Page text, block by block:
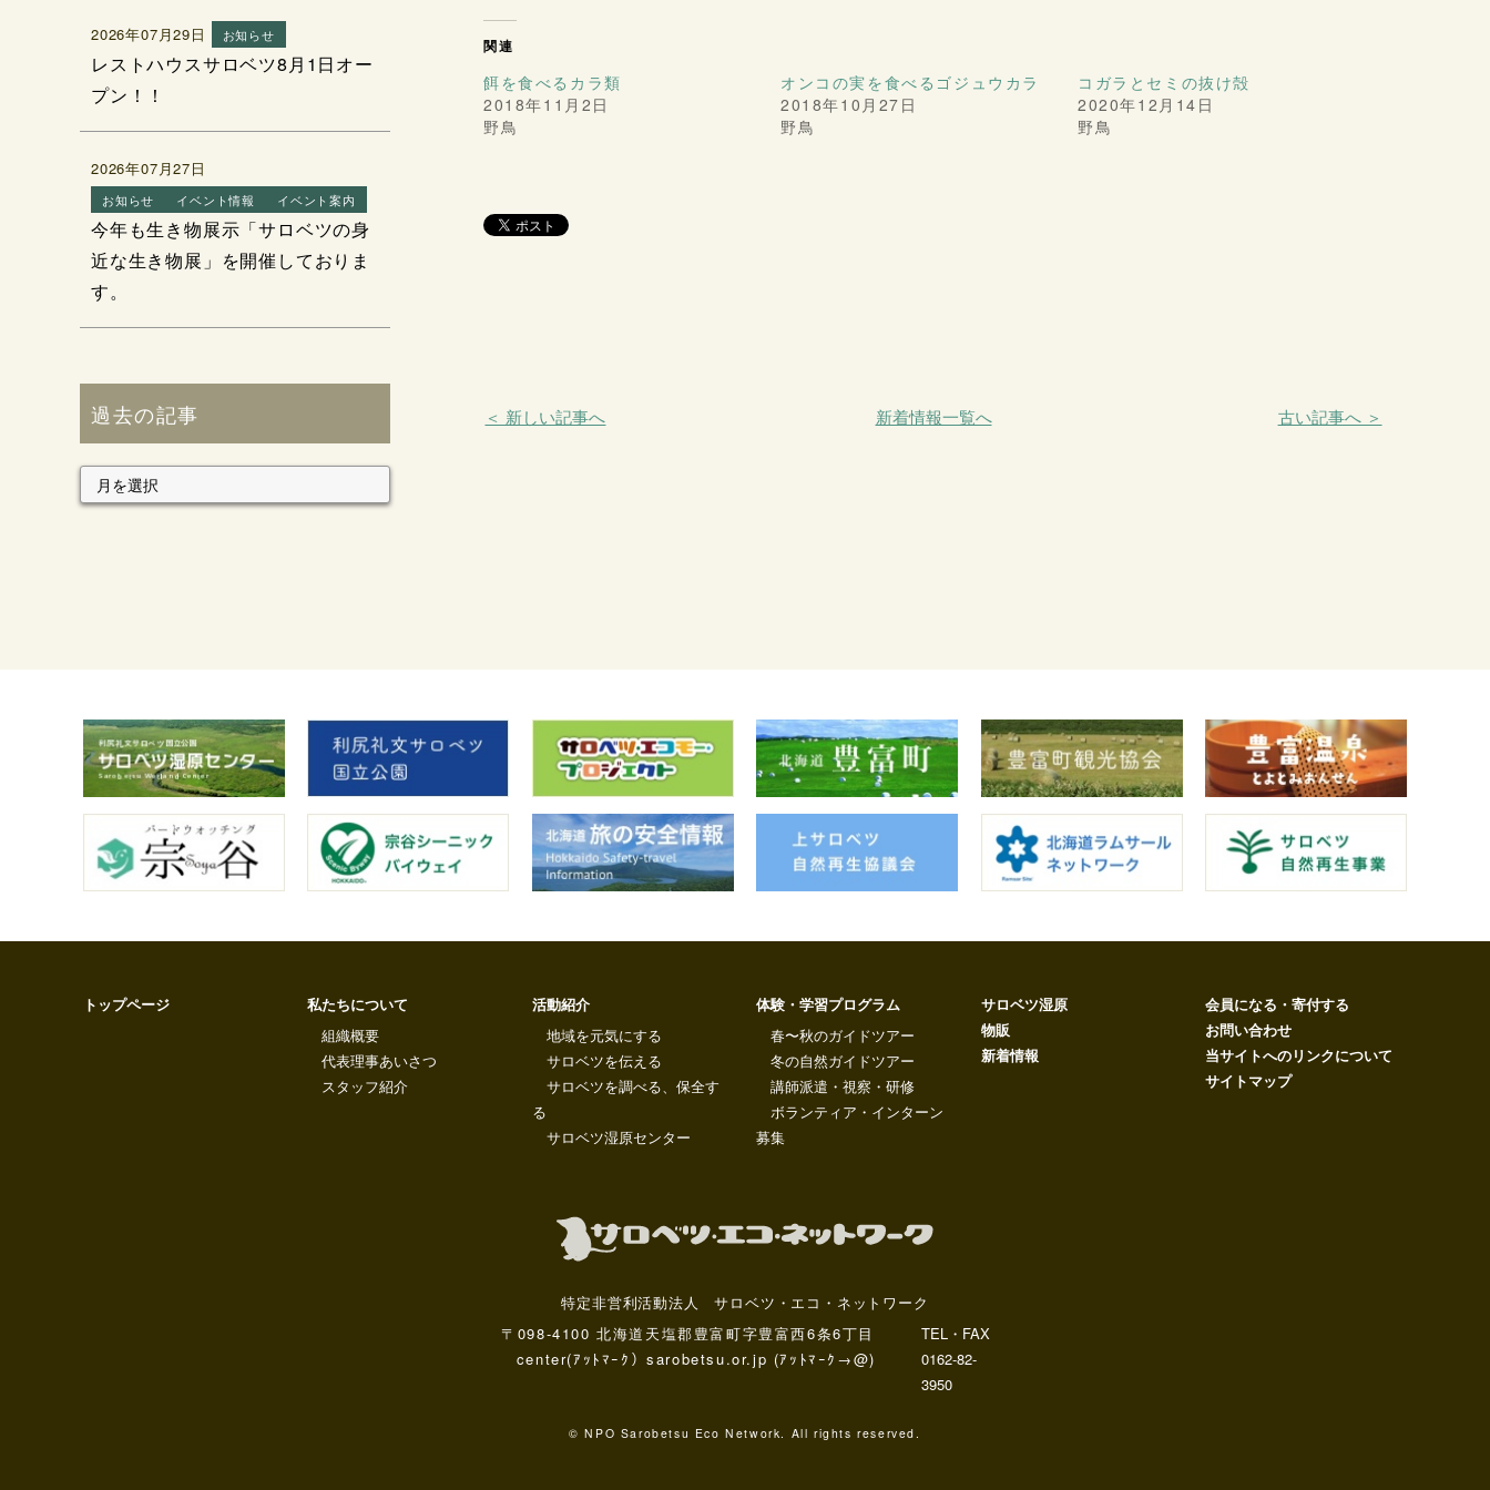
関連
餌を食べるカラ類
2018年11月2日
野鳥
オンコの実を食べるゴジュウカラ
2018年10月27日
野鳥
コガラとセミの抜け殻
2020年12月14日
野鳥
＜ 新しい記事へ 新着情報一覧へ 古い記事へ ＞
2026年07月29日 お知らせ
レストハウスサロベツ8月1日オー
プン！！
2026年07月27日
お知らせ イベント情報 イベント案内
今年も生き物展示「サロベツの身
近な生き物展」を開催しておりま
す。
過去の記事
トップページ
私たちについて
組織概要
代表理事あいさつ
スタッフ紹介
活動紹介
地域を元気にする
サロベツを伝える
サロベツを調べる、保全す
る
サロベツ湿原センター
体験・学習プログラム
春〜秋のガイドツアー
冬の自然ガイドツアー
講師派遣・視察・研修
ボランティア・インターン
募集
サロベツ湿原
物販
新着情報
会員になる・寄付する
お問い合わせ
当サイトへのリンクについて
サイトマップ
特定非営利活動法人 サロベツ・エコ・ネットワーク
〒098-4100 北海道天塩郡豊富町字豊富西6条6丁目
center(ｱｯﾄﾏｰｸ）sarobetsu.or.jp (ｱｯﾄﾏｰｸ→@)
TEL・FAX
0162-82-
3950
© NPO Sarobetsu Eco Network. All rights reserved.